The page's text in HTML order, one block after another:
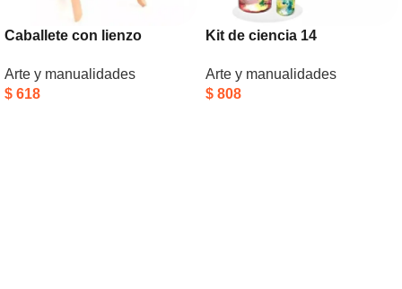
Caballete con lienzo
Arte y manualidades
$ 618
Kit de ciencia 14
Arte y manualidades
$ 808